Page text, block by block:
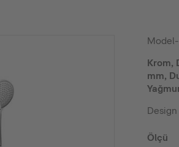
Krom,
mm,
Ölçü